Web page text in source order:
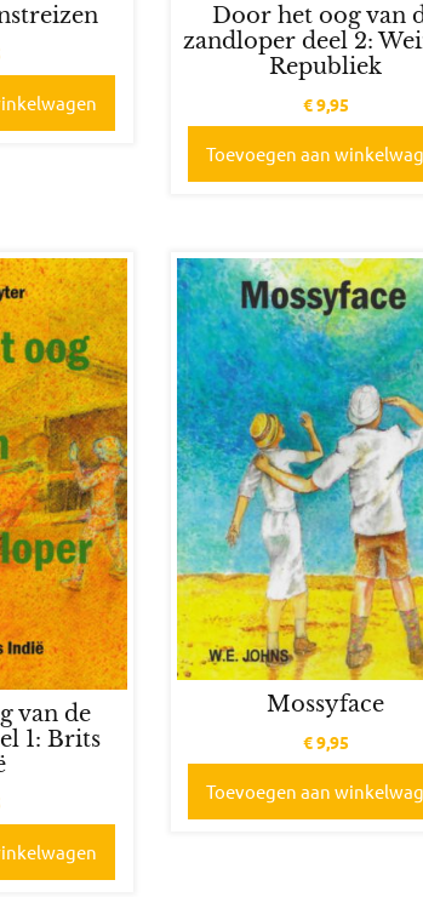
Door het oog van
zandloper deel 2:
Republiek
€9,95
Toevoegen aan
van de
1: Brits
Mossyface
€9,95
Toevoegen aan